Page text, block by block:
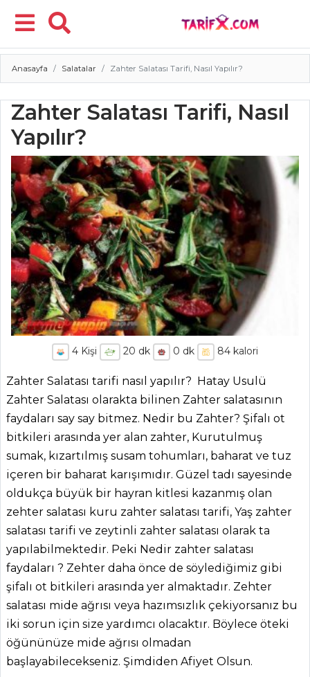
Menü
Anasayfa Salatalar Zahter Salatası Tarifi, Nasıl Yapılır?
Zahter Salatası Tarifi, Nasıl
Yapılır?
4 Kişi 20 dk 0 dk 84kalori
Zahter Salatası tarifi nasıl yapılır? Hatay Usulü
Zahter Salatası olarakta bilinen Zahter salatasının
faydaları say say bitmez. Nedir bu Zahter? Şifalı ot
bitkileri arasında yer alan zahter, Kurutulmuş
sumak, kızartılmış susam tohumları, baharat ve tuz
içeren bir baharat karışımıdır. Güzel tadı sayesinde
oldukça büyük bir hayran kitlesi kazanmış olan
zehter salatası kuru zahter salatası tarifi, Yaş zahter
salatası tarifi ve zeytinli zahter salatası olarak ta
yapılabilmektedir. Peki Nedir zahter salatası
faydaları ? Zehter daha önce de söylediğimiz gibi
şifalı ot bitkileri arasında yer almaktadır. Zehter
salatası mide ağrısı veya hazımsızlık çekiyorsanız bu
iki sorun için size yardımcı olacaktır. Böylece öteki
öğününüze mide ağrısı olmadan
başlayabilecekseniz. Şimdiden Afiyet Olsun.